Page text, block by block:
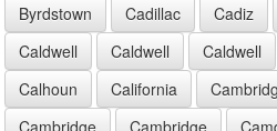
Byrdstown
Cadillac Cadiz
Caldwell
Caldwell Caldwell
Calhoun
California
Cambridge
Cambridge